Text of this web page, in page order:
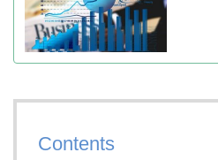
Contents